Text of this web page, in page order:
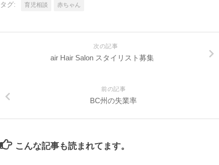
タグ: 育児相談 赤ちゃん
次の記事
air Hair Salon スタイリスト募集
前の記事
BC州の失業率
こんな記事も読まれてます。